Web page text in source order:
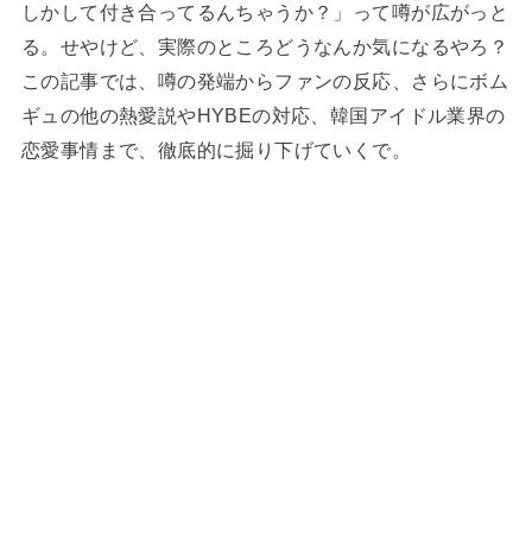
しかして付き合ってるんちゃうか？」って噂が広がっと
る。せやけど、実際のところどうなんか気になるやろ？
この記事では、噂の発端からファンの反応、さらにボム
ギュの他の熱愛説やHYBEの対応、韓国アイドル業界の
恋愛事情まで、徹底的に掘り下げていくで。